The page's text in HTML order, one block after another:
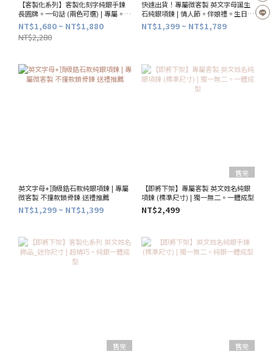
【客製化系列】客製化刻字純銀手鍊
長圓牌。一句話 (兩色可選) | 專屬。禮
物。獨一無二
NT$1,680 ~ NT$1,880
NT$2,280
快速出貨！專屬微客製 英文字母誕生
石純銀項鍊 | 情人節。伴娘禮。生日禮
物 熱銷推薦
NT$1,399 ~ NT$1,789
英文字母+頂級鋯石款純銀項鍊 | 專屬
微客製 不撞款鎖骨鍊 送禮推薦
NT$1,299 ~ NT$1,399
售完
【即將下架】專屬客製 英文姓名純銀
項鍊 (標準尺寸) | 獨一無二。一體成型
NT$2,499
售完
售完